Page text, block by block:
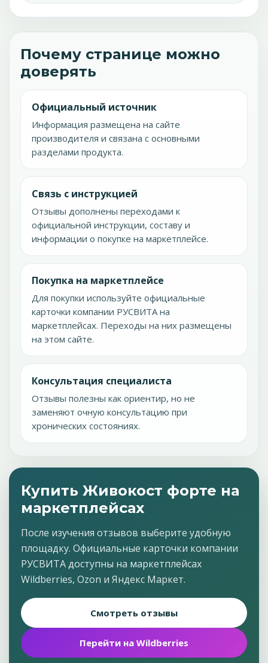
Почему странице можно
доверять
Официальный источник
Информация размещена на сайте
производителя и связана с основными
разделами продукта.
Связь с инструкцией
Отзывы дополнены переходами к
официальной инструкции, составу и
информации о покупке на маркетплейсе.
Покупка на маркетплейсе
Для покупки используйте официальные
карточки компании РУСВИТА на
маркетплейсах. Переходы на них размещены
на этом сайте.
Консультация специалиста
Отзывы полезны как ориентир, но не
заменяют очную консультацию при
хронических состояниях.
Купить Живокост форте на
маркетплейсах
После изучения отзывов выберите удобную
площадку. Официальные карточки компании
РУСВИТА доступны на маркетплейсах
Wildberries, Ozon и Яндекс Маркет.
Смотреть отзывы
Перейти на Wildberries